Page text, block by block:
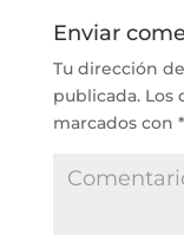
Enviar
Tu dirección
publicada. Los
marcados con *